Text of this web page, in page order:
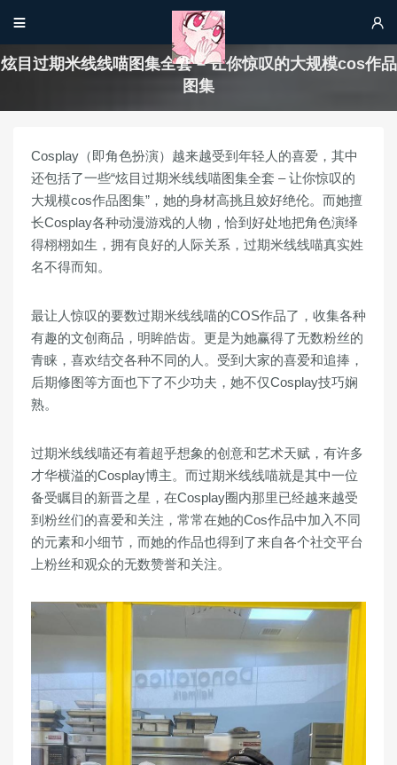
 
炫目过期米线线喵图集全套 – 让你惊叹的大规模cos作品
图集
Cosplay（即角色扮演）越来越受到年轻人的喜爱，其中
还包括了一些“炫目过期米线线喵图集全套 – 让你惊叹的
大规模cos作品图集”，她的身材高挑且姣好绝伦。而她擅
长Cosplay各种动漫游戏的人物，恰到好处地把角色演绎
得栩栩如生，拥有良好的人际关系，过期米线线喵真实姓
名不得而知。
最让人惊叹的要数过期米线线喵的COS作品了，收集各种
有趣的文创商品，明眸皓齿。更是为她赢得了无数粉丝的
青睐，喜欢结交各种不同的人。受到大家的喜爱和追捧，
后期修图等方面也下了不少功夫，她不仅Cosplay技巧娴
熟。
过期米线线喵还有着超乎想象的创意和艺术天赋，有许多
才华横溢的Cosplay博主。而过期米线线喵就是其中一位
备受瞩目的新晋之星，在Cosplay圈内那里已经越来越受
到粉丝们的喜爱和关注，常常在她的Cos作品中加入不同
的元素和小细节，而她的作品也得到了来自各个社交平台
上粉丝和观众的无数赞誉和关注。